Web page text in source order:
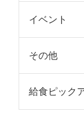
イベント
その他
給食ピック